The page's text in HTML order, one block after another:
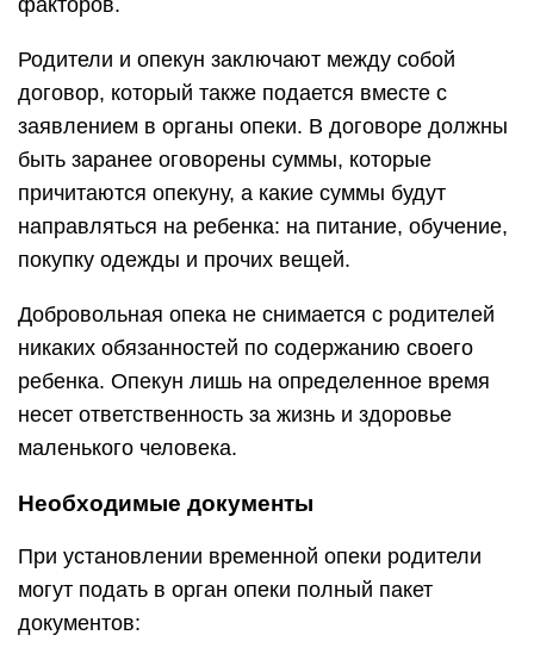
факторов.
Родители и опекун заключают между собой
договор, который также подается вместе с
заявлением в органы опеки. В договоре должны
быть заранее оговорены суммы, которые
причитаются опекуну, а какие суммы будут
направляться на ребенка: на питание, обучение,
покупку одежды и прочих вещей.
Добровольная опека не снимается с родителей
никаких обязанностей по содержанию своего
ребенка. Опекун лишь на определенное время
несет ответственность за жизнь и здоровье
маленького человека.
Необходимые документы
При установлении временной опеки родители
могут подать в орган опеки полный пакет
документов: